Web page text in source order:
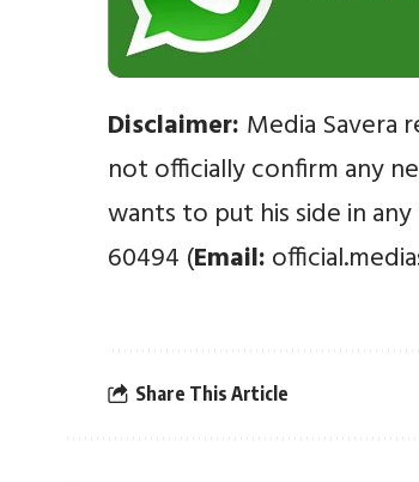
Disclaimer: Media Savera
not officially confirm any
wants to put his side in
60494 (Email:
Share This Article